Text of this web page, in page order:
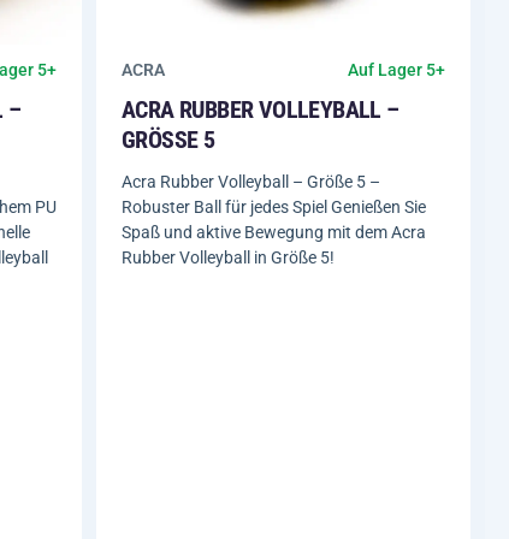
5+
–
PU
ACRA Auf Lager 5+
ACRA RUBBER VOLLEYBALL –
GRÖSSE 5
Acra Rubber Volleyball – Größe 5 –
Robuster Ball für jedes Spiel Genießen Sie
Spaß und aktive Bewegung mit dem Acra
Rubber Volleyball in Größe 5!